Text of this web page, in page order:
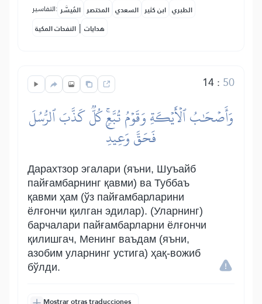
التفاسير: المُيسَّر المختصر السعدي ابن كثير الطبري
النفحات المكية | هدايات
14: 50
وَأَصۡحَٰبُ ٱلۡأَيۡكَةِ وَقَوۡمُ تُبَّعٖۚ كُلّٞ كَذَّبَ ٱلرُّسُلَ
فَحَقَّ وَعِيدِ
Дарахтзор эгалари (яъни, Шуъайб
пайғамбарнинг қавми) ва Туббаъ
қавми ҳам (ўз пайғамбарларини
ёлғончи қилган эдилар). (Уларнинг)
барчалари пайғамбарларни ёлғончи
қилишгач, Менинг ваъдам (яъни,
азобим уларнинг устига) ҳақ-вожиб
бўлди.